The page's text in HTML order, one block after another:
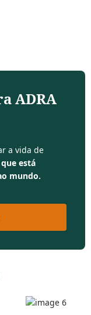
ADRA
a vida de
está
mundo.